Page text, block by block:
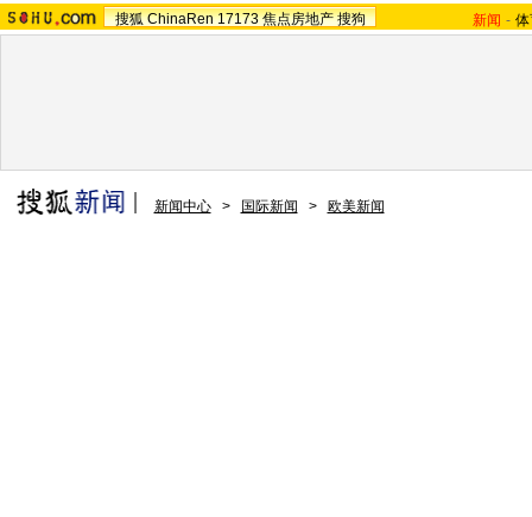
搜狐 ChinaRen 17173 焦点房地产 搜狗 新闻 -
新闻中心 > 国际新闻 > 欧美新闻